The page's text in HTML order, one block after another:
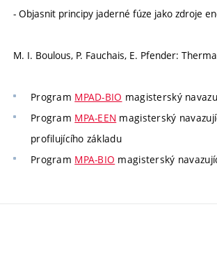
- Objasnit principy jaderné fúze jako zdroje
M. I. Boulous, P. Fauchais, E. Pfender:
Program MPAD-BIO magisterský
Program MPA-EEN magisterský
profilujícího základu
Program MPA-BIO magisterský